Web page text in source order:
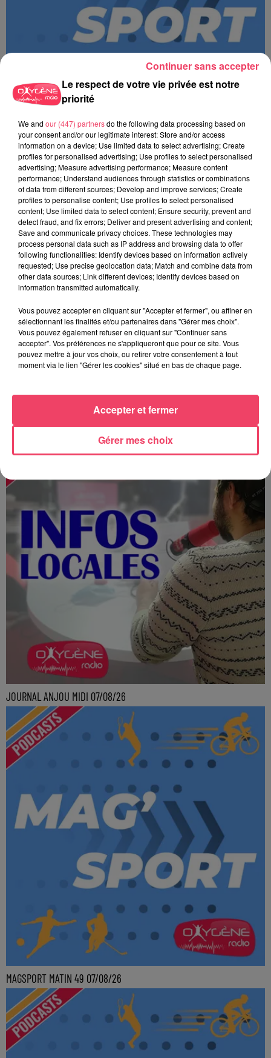
MAGSPORT MATIN 49 08/08/26
MAGSPORT SOIR 49 07/08/26
JOURNAL ANJOU MIDI 07/08/26
MAGSPORT MATIN 49 07/08/26
Le respect de votre vie privée est notre
priorité
We and our (447) partnersdo the following data processing based on
your consent and/or our legitimate interest: Store and/or access
information on a device; Use limited data to select advertising; Create
profiles for personalised advertising; Use profiles to select personalised
advertising; Measure advertising performance; Measure content
performance; Understand audiences through statistics or combinations
of data from different sources; Develop and improve services; Create
profiles to personalise content; Use profiles to select personalised
content; Use limited data to select content; Ensure security, prevent and
detect fraud, and fix errors; Deliver and present advertising and content;
Save and communicate privacy choices. These technologies may
process personal data such as IP address and browsing data to offer
following functionalities: Identify devices based on information actively
requested; Use precise geolocation data; Match and combine data from
other data sources; Link different devices; Identify devices based on
information transmitted automatically.
Vous pouvez accepter en cliquant sur "Accepter et fermer", ou affiner en
sélectionnant les finalités et/ou partenaires dans "Gérer mes choix".
Vous pouvez également refuser en cliquant sur "Continuer sans
accepter". Vos préférences ne s'appliqueront que pour ce site. Vous
pouvez mettre à jour vos choix, ou retirer votre consentement à tout
moment via le lien "Gérer les cookies" situé en bas de chaque page.
Gérer mes choix
Accepter et fermer
Continuer sans accepter